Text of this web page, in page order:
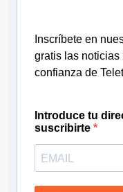
Inscríbete en
gratis las noticias
confianza de
Introduce tu
suscribirte